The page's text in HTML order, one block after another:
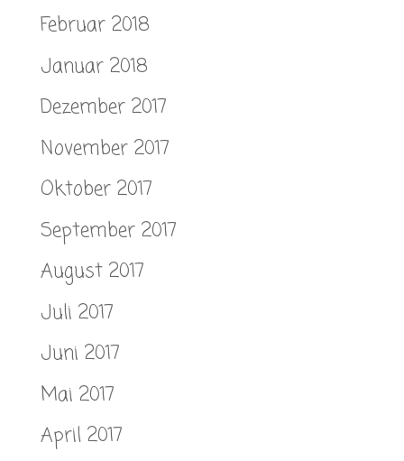
Februar 2018
Januar 2018
Dezember 2017
November 2017
Oktober 2017
September 2017
August 2017
Juli 2017
Juni 2017
Mai 2017
April 2017